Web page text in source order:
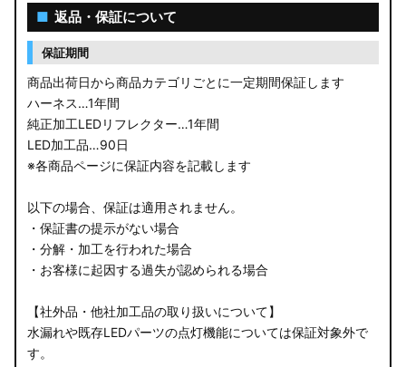
■ 返品・保証について
保証期間
商品出荷日から商品カテゴリごとに一定期間保証します
ハーネス…1年間
純正加工LEDリフレクター…1年間
LED加工品…90日
※各商品ページに保証内容を記載します
以下の場合、保証は適用されません。
・保証書の提示がない場合
・分解・加工を行われた場合
・お客様に起因する過失が認められる場合
【社外品・他社加工品の取り扱いについて】
水漏れや既存LEDパーツの点灯機能については保証対象外で
す。